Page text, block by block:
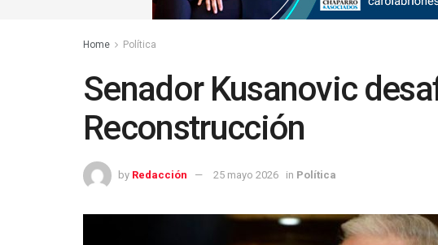
Home Política
Senador Kusanovic
Reconstrucción
by Redacción 25 mayo 2026 in Política